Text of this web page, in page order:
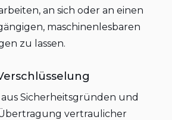
an sich oder an einen
maschinenlesbaren
zu lassen.
Sicherheitsgründen und
vertraulicher